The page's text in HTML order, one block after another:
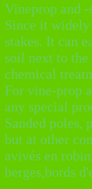
Vineprop and
Since it widely
stakes. It can
soil next to
chemical
For vine-prop
any special
Sanded poles,
but at other
avivés en
berges,bords